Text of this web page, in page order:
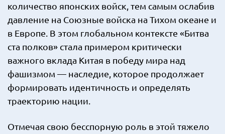
количество японских войск, тем самым ослабив
давление на Союзные войска на Тихом океане и
в Европе. В этом глобальном контексте «Битва
ста полков» стала примером критически
важного вклада Китая в победу мира над
фашизмом — наследие, которое продолжает
формировать идентичность и определять
траекторию нации.
Отмечая свою бесспорную роль в этой тяжело